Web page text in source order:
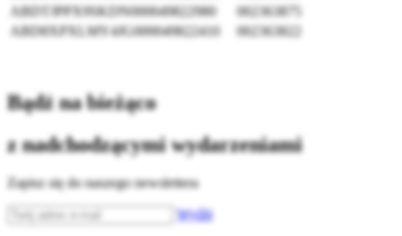
ABDTJPPX9SKDN000049822980
002363875
ABD8XPXLMY4JG000049822410
002363822
Bądź na bieżąco
z nadchodzącymi wydarzeniami
Zapisz się do naszego newslettera
Wyślij